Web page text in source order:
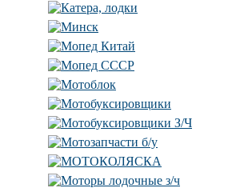
Катера, лодки
Минск
Мопед Китай
Мопед СССР
Мотоблок
Мотобуксировщики
Мотобуксировщики З/Ч
Мотозапчасти б/у
МОТОКОЛЯСКА
Моторы лодочные з/ч